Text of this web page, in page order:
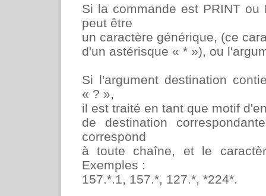
Si la commande est PRINT
peut être
un caractère générique, (ce
d'un astérisque « * »), ou
Si l'argument destination
« ? »,
il est traité en tant que motif
de destination
correspond
à toute chaîne, et le
Exemples :
157.*.1, 157.*, 127.*, *224*.